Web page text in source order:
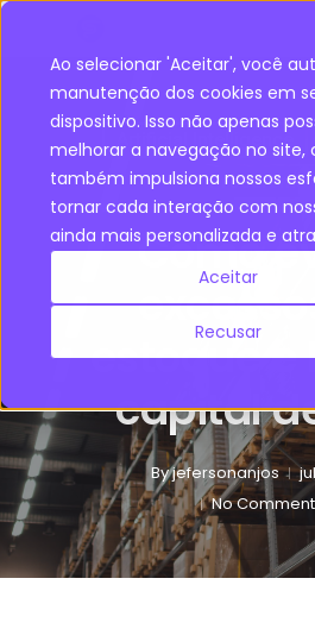
Ao selecionar 'Aceitar', você
manutenção dos cookies em
dispositivo. Isso não apenas
melhorar a navegação no site,
também impulsiona nossos
tornar cada interação com
ainda mais personalizada e
Aceitar
Recusar
Artificial Intelligence
Como
estoque e
capital
Byjefersonanjos
No